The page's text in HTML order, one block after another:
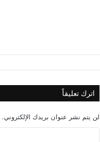
اترك تعليقاً
لن يتم نشر عنوان بريدك الإلكتروني.